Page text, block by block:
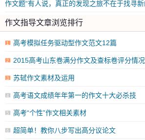
作文指导文章浏览排行
1 高考模拟任务驱动型作文范文12篇
2 2015高考山东卷满分作文及查标卷评分情况
3 苏轼作文素材及运用
4 高考语文成绩年年第一的作文十大必杀技
5 高考“个性”作文相关素材
6 超简单！教你八步写出高分议论文